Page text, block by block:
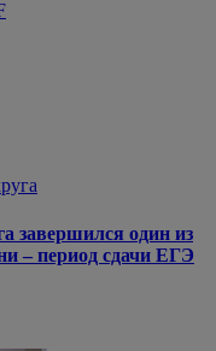
завершился один из
– период сдачи ЕГЭ